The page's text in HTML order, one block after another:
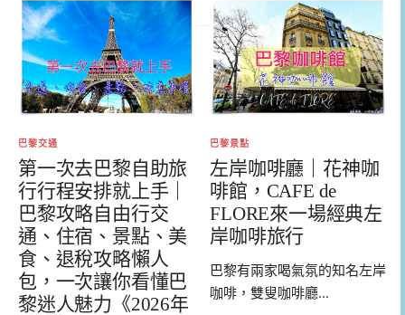
巴黎交通
第一次去巴黎自助旅
行行程安排就上手｜
巴黎攻略自由行交
通、住宿、景點、美
食、退稅攻略懶人
包，一次讓你看懂巴
黎迷人魅力《2026年
巴黎景點
左岸咖啡廳｜花神咖
啡館，CAFE de
FLORE來一場經典左
岸咖啡旅行
巴黎有兩家喝氣氛的知名左岸
咖啡，雙叟咖啡廳...